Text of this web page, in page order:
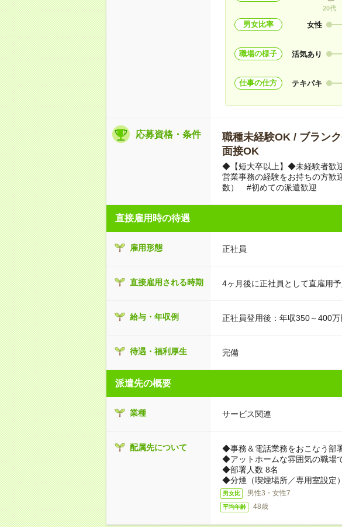
20代
男女比率 女性
職場の様子 活気あり
仕事の仕方 テキパキ
応募資格・条件
職種未経験OK / ブラン
面接OK
◆【短大卒以上】◆未経験者歓
営業事務の経験をお持ちの方
数） #初めての派遣歓迎
直接雇用時の待遇
雇用形態 正社員
直接雇用される時期 4ヶ月後に正社員として直雇用予
給与・年収例 正社員登用後：年収350～400
待遇・福利厚生 完備
派遣先の概要
業種 サービス関連
配属先について
◆事務＆電話業務をおこなう部
◆アットホームな雰囲気の職場
◆部署人数 8名
◆分煙（喫煙場所／専用室設定）
男女比 男性3・女性7
平均年齢 48歳